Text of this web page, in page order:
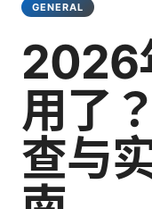
GENERAL
2026
用了
查与